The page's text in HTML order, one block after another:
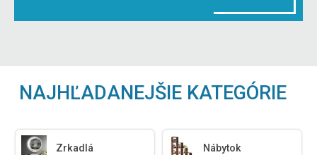
NAJHĽADANEJŠIE KATEGÓRIE
Zrkadlá Nábytok